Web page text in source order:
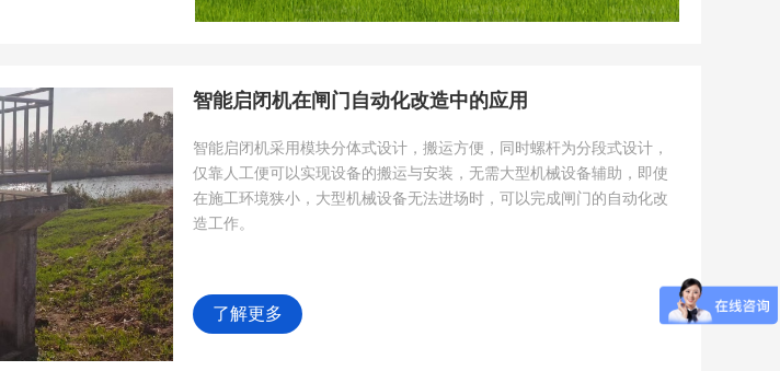
智能启闭机在闸门自动化改造中的应用
智能启闭机采用模块分体式设计，搬运方便，同时螺杆为分段式设计，
仅靠人工便可以实现设备的搬运与安装，无需大型机械设备辅助，即使
在施工环境狭小，大型机械设备无法进场时，可以完成闸门的自动化改
造工作。
了解更多